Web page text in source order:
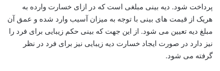
پرداخت شود. دیه بینی مبلغی است که در ازای خسارت وارده به
هریک از قیمت های بینی با توجه به میزان آسیب وارد شده و عمق آن
مبلغ دیه تعیین می شود. از این جهت که بینی حکم زیبایی برای فرد را
نیز دارد در صورت ایجاد خسارت دیه زیبایی نیز برای فرد در نظر
گرفته می شود.